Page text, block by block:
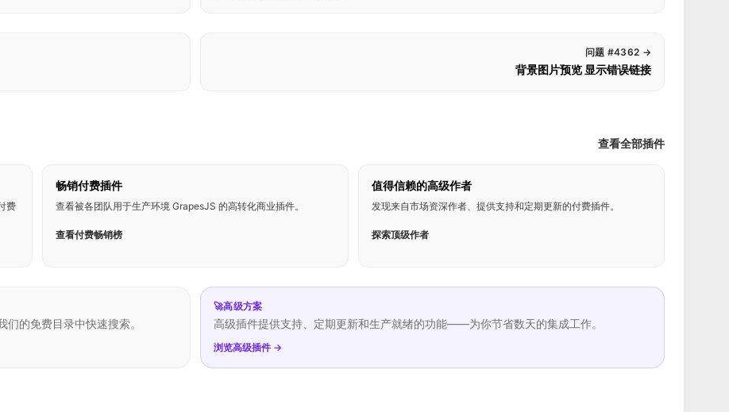
问题 #4362 →
背景图片预览 显示错误链接
查看全部插件
费
畅销付费插件
查看被各团队用于生产环境 GrapesJS 的高转化商业插件。
查看付费畅销榜
值得信赖的高级作者
发现来自市场资深作者、提供支持和定期更新的付费插件。
探索顶级作者
们的免费目录中快速搜索。
🚀高级方案
高级插件提供支持、定期更新和生产就绪的功能——为你节省数天的集成工作。
浏览高级插件 →